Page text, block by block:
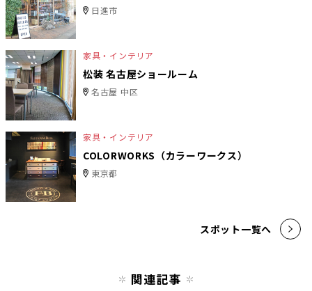
日進市
家具・インテリア
松装 名古屋ショールーム
名古屋 中区
家具・インテリア
COLORWORKS（カラーワークス）
東京都
スポット一覧へ
関連記事